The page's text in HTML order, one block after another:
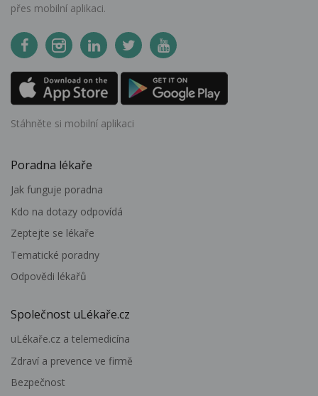
přes mobilní aplikaci.
Stáhněte si mobilní aplikaci
Poradna lékaře
Jak funguje poradna
Kdo na dotazy odpovídá
Zeptejte se lékaře
Tematické poradny
Odpovědi lékařů
Společnost uLékaře.cz
uLékaře.cz a telemedicína
Zdraví a prevence ve firmě
Bezpečnost